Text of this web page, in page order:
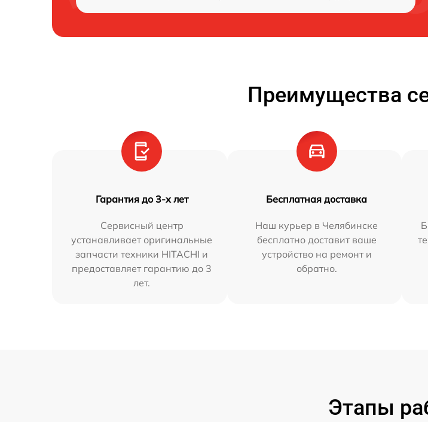
Преимущества
Гарантия до 3-х лет
Сервисный центр
устанавливает оригинальные
запчасти техники HITACHI и
предоставляет гарантию до 3
лет.
Бесплатная доставка
Наш курьер в Челябинске
бесплатно доставит ваше
устройство на ремонт и
обратно.
Этапы